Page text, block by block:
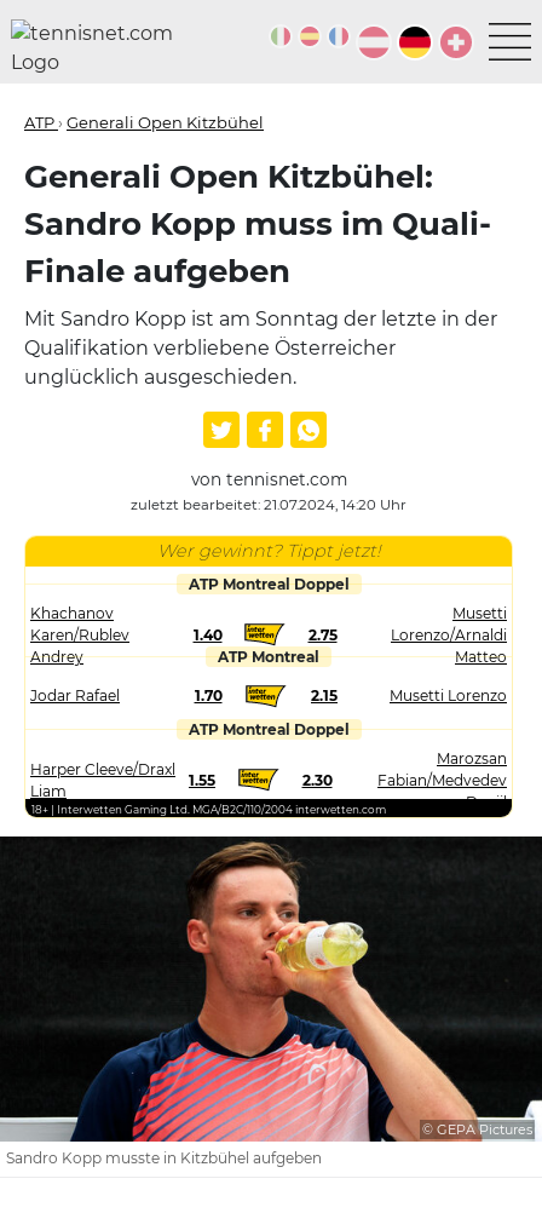
ATP› Generali Open Kitzbühel
Generali Open Kitzbühel:
Sandro Kopp muss im Quali-
Finale aufgeben
Mit Sandro Kopp ist am Sonntag der letzte in der
Qualifikation verbliebene Österreicher
unglücklich ausgeschieden.
von tennisnet.com
zuletzt bearbeitet: 21.07.2024, 14:20 Uhr
Wer gewinnt? Tippt jetzt!
ATP Montreal Doppel
Khachanov
Karen/Rublev
Andrey
1.40 2.75
Musetti
Lorenzo/Arnaldi
Matteo
ATP Montreal
Jodar Rafael 1.70 2.15
Musetti Lorenzo
ATP Montreal Doppel
Harper Cleeve/Draxl
Liam
1.55 2.30
Marozsan
Fabian/Medvedev
Daniil
18+ | Interwetten Gaming Ltd. MGA/B2C/110/2004 interwetten.com
© GEPA Pictures
Sandro Kopp musste in Kitzbühel aufgeben